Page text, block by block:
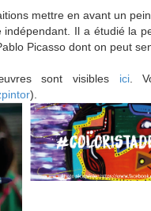
mettre en avant un
indépendant. Il a étudié la
Picasso dont on peut
sont visibles ici.
).